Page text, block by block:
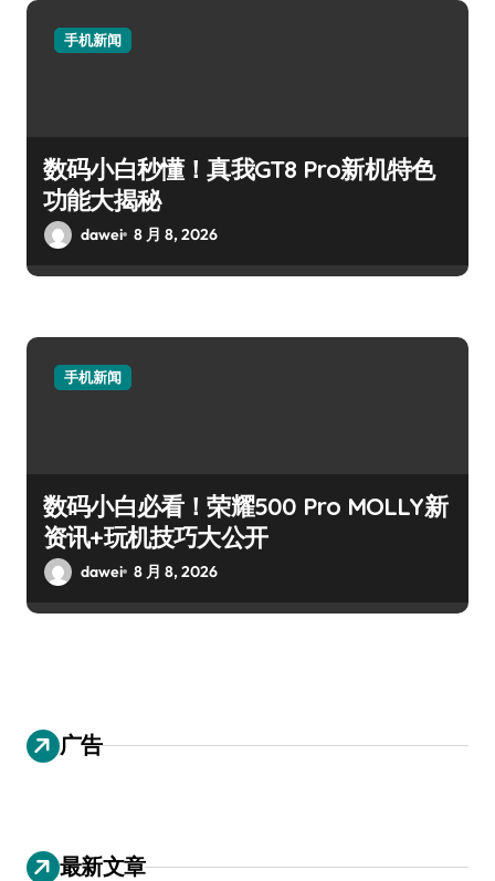
手机新闻
数码小白秒懂！真我GT8 Pro新机特色
功能大揭秘
dawei 8 月 8, 2026
手机新闻
数码小白必看！荣耀500 Pro MOLLY新
资讯+玩机技巧大公开
dawei 8 月 8, 2026
广告
最新文章